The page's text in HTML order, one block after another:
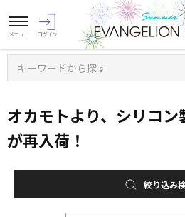
キーワードから探す
オカモトより、シリコ
が再入荷！
絞り込み